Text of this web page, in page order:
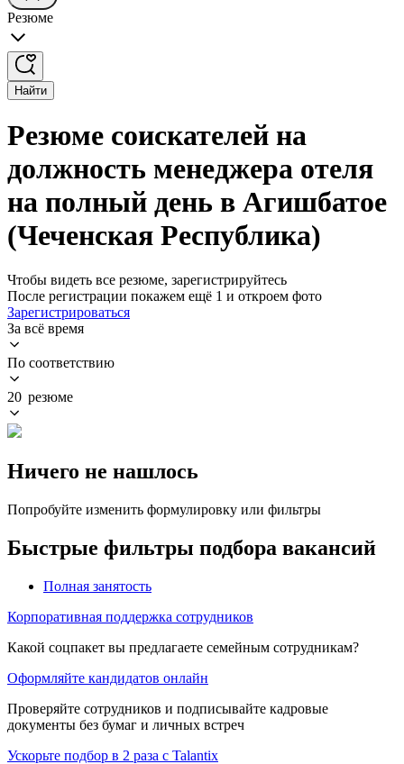
Резюме
Найти
Резюме соискателей на
должность менеджера отеля
на полный день в Агишбатое
(Чеченская Республика)
Чтобы видеть все резюме, зарегистрируйтесь
После регистрации покажем ещё 1 и откроем фото
Зарегистрироваться
За всё время
По соответствию
20 резюме
Ничего не нашлось
Попробуйте изменить формулировку или фильтры
Быстрые фильтры подбора вакансий
Полная занятость
Корпоративная поддержка сотрудников
Какой соцпакет вы предлагаете семейным сотрудникам?
Оформляйте кандидатов онлайн
Проверяйте сотрудников и подписывайте кадровые
документы без бумаг и личных встреч
Ускорьте подбор в 2 раза с Talantix